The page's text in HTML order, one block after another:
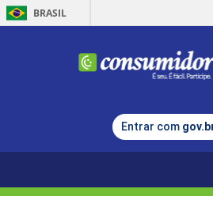
BRASIL
Entrar com